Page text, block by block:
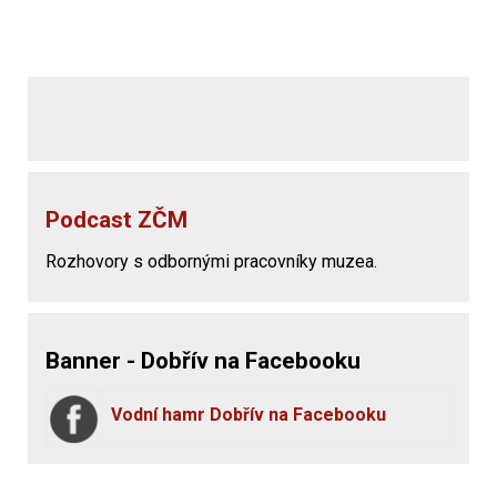
Podcast ZČM
Rozhovory s odbornými pracovníky muzea.
Banner - Dobřív na Facebooku
Vodní hamr Dobřív na Facebooku